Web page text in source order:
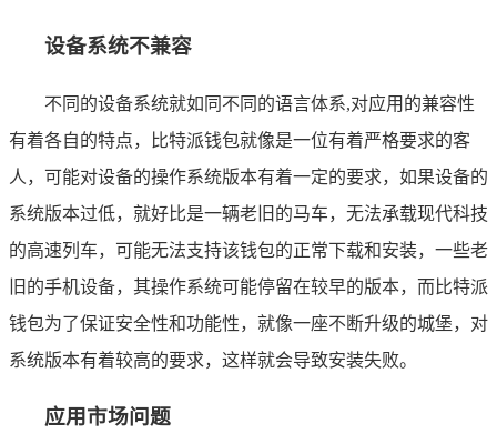
设备系统不兼容
不同的设备系统就如同不同的语言体系,对应用的兼容性
有着各自的特点，比特派钱包就像是一位有着严格要求的客
人，可能对设备的操作系统版本有着一定的要求，如果设备的
系统版本过低，就好比是一辆老旧的马车，无法承载现代科技
的高速列车，可能无法支持该钱包的正常下载和安装，一些老
旧的手机设备，其操作系统可能停留在较早的版本，而比特派
钱包为了保证安全性和功能性，就像一座不断升级的城堡，对
系统版本有着较高的要求，这样就会导致安装失败。
应用市场问题